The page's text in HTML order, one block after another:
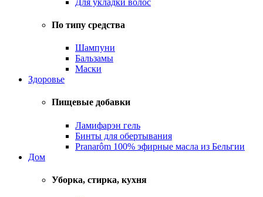
По типу средства
Шампуни
Бальзамы
Маски
Здоровье
Пищевые добавки
Ламифарэн гель
Бинты для обертывания
Pranarôm 100% эфирные масла из Бельгии
Дом
Уборка, стирка, кухня